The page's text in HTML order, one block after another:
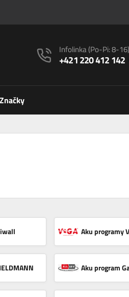
Infolinka(Po-Pi: 8-16)
+421 220 412 142
Značky
Aku programy
Aku program